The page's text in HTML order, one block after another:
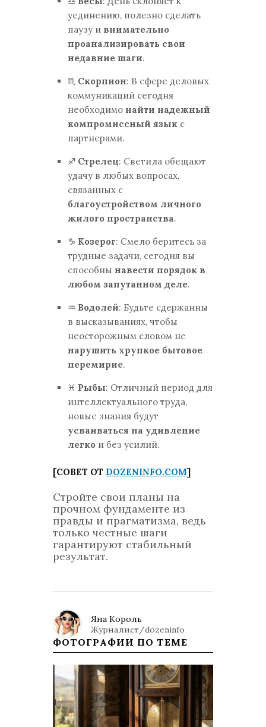
уединению, полезно сделать
паузу и внимательно
проанализировать свои
недавние шаги.
♏ Скорпион: В сфере деловых
коммуникаций сегодня
необходимо найти надежный
компромиссный язык с
партнерами.
♐ Стрелец: Светила обещают
удачу в любых вопросах,
связанных с
благоустройством личного
жилого пространства.
♑ Козерог: Смело беритесь за
трудные задачи, сегодня вы
способны навести порядок в
любом запутанном деле.
♒ Водолей: Будьте сдержанны
в высказываниях, чтобы
неосторожным словом не
нарушить хрупкое бытовое
перемирие.
♓ Рыбы: Отличный период для
интеллектуального труда,
новые знания будут
усваиваться на удивление
легко и без усилий.
[СОВЕТ ОТ DOZENINFO.COM]
Стройте свои планы на
прочном фундаменте из
правды и прагматизма, ведь
только честные шаги
гарантируют стабильный
результат.
Яна Король
Журналист/dozeninfo
ФОТОГРАФИИ ПО ТЕМЕ